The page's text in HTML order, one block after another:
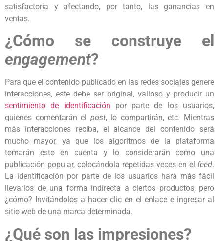
satisfactoria y afectando, por tanto, las ganancias en
ventas.
¿Cómo se construye el
engagement?
Para que el contenido publicado en las redes sociales genere
interacciones, este debe ser original, valioso y producir un
sentimiento de identificación por parte de los usuarios,
quienes comentarán el post, lo compartirán, etc. Mientras
más interacciones reciba, el alcance del contenido será
mucho mayor, ya que los algoritmos de la plataforma
tomarán esto en cuenta y lo considerarán como una
publicación popular, colocándola repetidas veces en el feed.
La identificación por parte de los usuarios hará más fácil
llevarlos de una forma indirecta a ciertos productos, pero
¿cómo? Invitándolos a hacer clic en el enlace e ingresar al
sitio web de una marca determinada.
¿Qué son las impresiones?